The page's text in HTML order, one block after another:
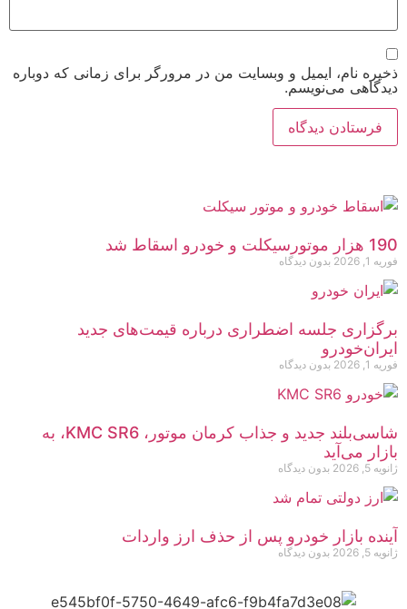
ذخیره نام، ایمیل و وبسایت من در مرورگر برای زمانی که دوباره
دیدگاهی می‌نویسم.
190 هزار موتورسیکلت و خودرو اسقاط شد
فوریه 1, 2026 بدون دیدگاه
برگزاری جلسه اضطراری درباره قیمت‌های جدید
ایران‌خودرو
فوریه 1, 2026 بدون دیدگاه
شاسی‌بلند جدید و جذاب کرمان موتور، KMC SR6، به
بازار می‌آید
ژانویه 5, 2026 بدون دیدگاه
آینده بازار خودرو پس از حذف ارز واردات
ژانویه 5, 2026 بدون دیدگاه